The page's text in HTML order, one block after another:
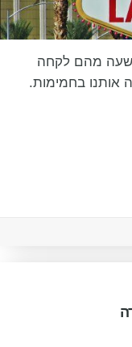
תשעה מהם לקחה
אותנו בחמימות.